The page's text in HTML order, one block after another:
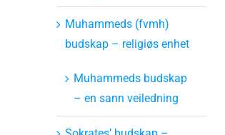
Muhammeds (fvmh)
budskap – religiøs enhet
Muhammeds budskap
– en sann veiledning